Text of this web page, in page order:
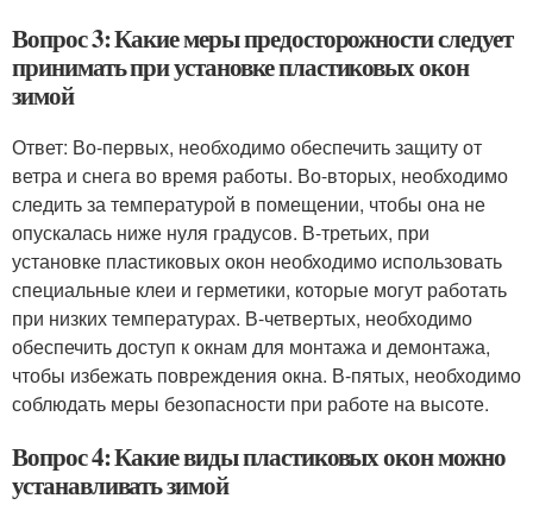
Вопрос 3: Какие меры предосторожности следует
принимать при установке пластиковых окон
зимой
Ответ: Во-первых, необходимо обеспечить защиту от
ветра и снега во время работы. Во-вторых, необходимо
следить за температурой в помещении, чтобы она не
опускалась ниже нуля градусов. В-третьих, при
установке пластиковых окон необходимо использовать
специальные клеи и герметики, которые могут работать
при низких температурах. В-четвертых, необходимо
обеспечить доступ к окнам для монтажа и демонтажа,
чтобы избежать повреждения окна. В-пятых, необходимо
соблюдать меры безопасности при работе на высоте.
Вопрос 4: Какие виды пластиковых окон можно
устанавливать зимой